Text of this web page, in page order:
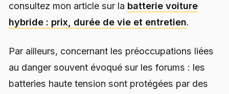
consultez mon article sur la batterie voiture
hybride : prix, durée de vie et entretien.
Par ailleurs, concernant les préoccupations liées
au danger souvent évoqué sur les forums : les
batteries haute tension sont protégées par des